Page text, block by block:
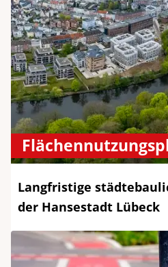
Langfristige
der Hansestadt Lübeck